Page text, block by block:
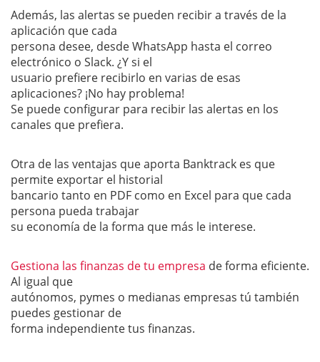
Además, las alertas se pueden recibir a través de la
aplicación que cada
persona desee, desde WhatsApp hasta el correo
electrónico o Slack. ¿Y si el
usuario prefiere recibirlo en varias de esas
aplicaciones? ¡No hay problema!
Se puede configurar para recibir las alertas en los
canales que prefiera.
Otra de las ventajas que aporta Banktrack es que
permite exportar el historial
bancario tanto en PDF como en Excel para que cada
persona pueda trabajar
su economía de la forma que más le interese.
Gestiona las finanzas de tu empresa de forma eficiente.
Al igual que
autónomos, pymes o medianas empresas tú también
puedes gestionar de
forma independiente tus finanzas.